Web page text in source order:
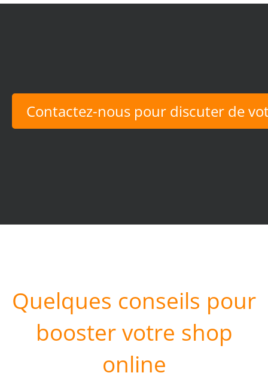
Contactez-nous pour discuter de
Quelques conseils pour
booster votre shop
online